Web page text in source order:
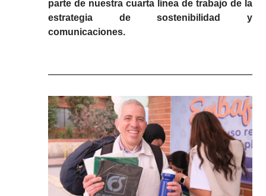
parte de nuestra cuarta línea de trabajo de la
estrategia de sostenibilidad y
comunicaciones.